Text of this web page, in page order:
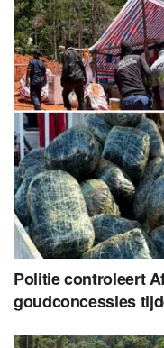
Politie controleert
goudconcessies